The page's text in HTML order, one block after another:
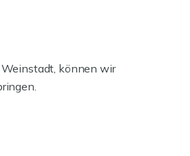
können wir